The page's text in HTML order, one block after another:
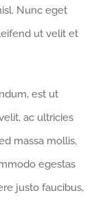
Nunc eget
ut velit et
est ut
ac ultricies
massa mollis,
egestas
justo faucibus,